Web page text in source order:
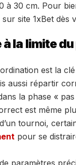
à 30 cm. Pour
site 1xBet dès
la limite
est la
aussi répartir
la phase «
est même
tournoi,
pour se
paramètres